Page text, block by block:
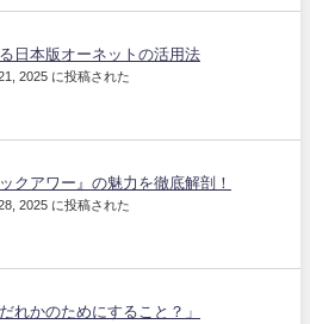
日本版オーネットの活用法
2025 に投稿された
クアワー』の魅力を徹底解剖！
2025 に投稿された
れかのためにすること？」